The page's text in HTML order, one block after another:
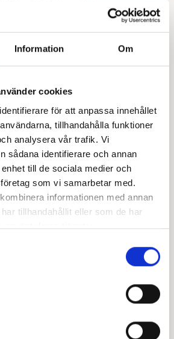
Information Om
cookies
för att anpassa innehållet
tillhandahålla funktioner
analysera vår trafik. Vi
sådana identifierare och annan
till de sociala medier och
som vi samarbetar med.
informationen med annan
tillhandahållit eller som de har
använt deras tjänster.
fil från Google och laddar upp den till
och klistrar in den i <head>-
).